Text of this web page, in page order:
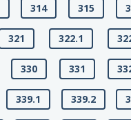
314 315
321 322.1
330 331
339.1 339.2